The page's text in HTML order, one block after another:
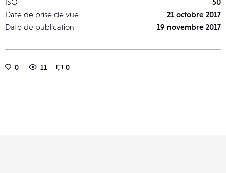
Date de prise de vue
21 octobre 2017
Date de publication
19 novembre 2017
0 11 0